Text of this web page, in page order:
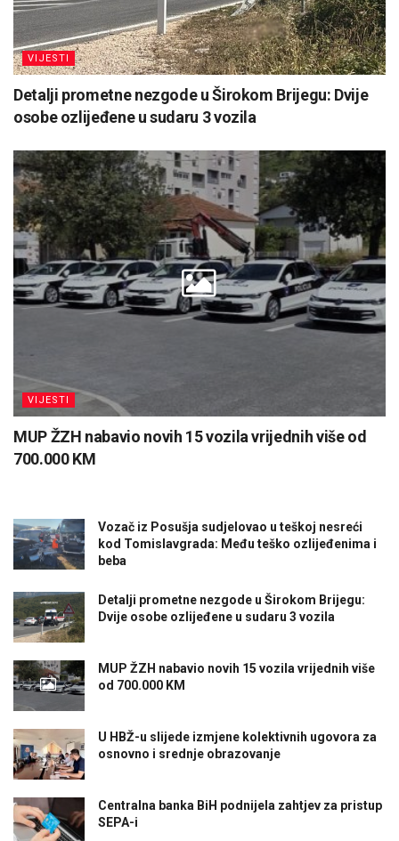
VIJESTI
Detalji prometne nezgode u Širokom Brijegu: Dvije
osobe ozlijeđene u sudaru 3 vozila
VIJESTI
MUP ŽZH nabavio novih 15 vozila vrijednih više od
700.000 KM
Vozač iz Posušja sudjelovao u teškoj nesreći
kod Tomislavgrada: Među teško ozlijeđenima i
beba
Detalji prometne nezgode u Širokom Brijegu:
Dvije osobe ozlijeđene u sudaru 3 vozila
MUP ŽZH nabavio novih 15 vozila vrijednih više
od 700.000 KM
U HBŽ-u slijede izmjene kolektivnih ugovora za
osnovno i srednje obrazovanje
Centralna banka BiH podnijela zahtjev za pristup
SEPA-i